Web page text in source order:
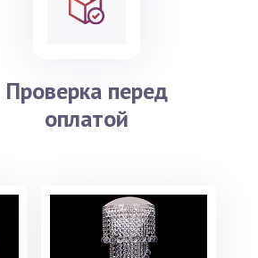
Проверка перед
оплатой